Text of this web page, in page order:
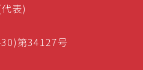
表)
第34127号